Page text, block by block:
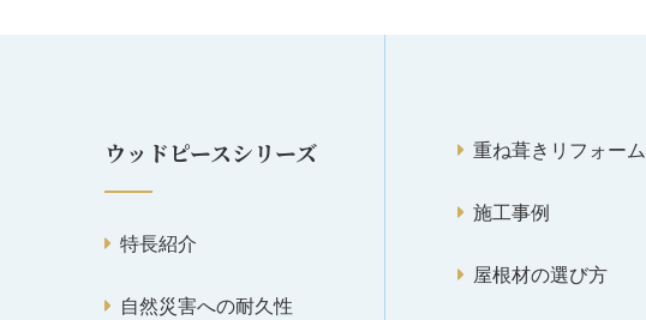
ウッドピースシリーズ
特長紹介
自然災害への耐久性
重ね葺きリフォーム
施工事例
屋根材の選び方